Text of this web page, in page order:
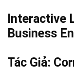
Interactive
Business
Tác Giả: